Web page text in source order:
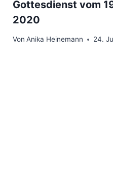
Gottesdienst vom
2020
Von Anika Heinemann 24.